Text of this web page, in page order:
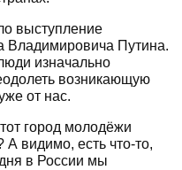
выступление
Владимировича Путина.
изначально
возникающую
от нас.
город молодёжи
А видимо, есть что-то,
в России мы